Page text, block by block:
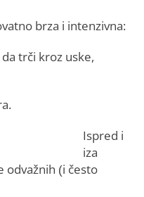
brza i intenzivna:
trči kroz uske,
Ispred i
iza
odvažnih (i često